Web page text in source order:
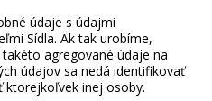
údaje s údajmi
Sídla. Ak tak urobíme,
agregované údaje na
údajov sa nedá identifikovať
inej osoby.